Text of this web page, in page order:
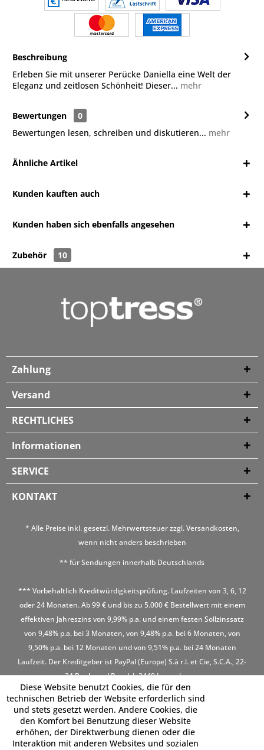
Beschreibung
Erleben Sie mit unserer Perücke Daniella eine Welt der
Eleganz und zeitlosen Schönheit! Dieser... mehr
Bewertungen
0
Bewertungen lesen, schreiben und diskutieren... mehr
Ähnliche Artikel
Kunden kauften auch
Kunden haben sich ebenfalls angesehen
Zubehör 10
Zahlung
Versand
RECHTLICHES
Informationen
SERVICE
KONTAKT
* Alle Preise inkl. gesetzl. Mehrwertsteuer zzgl.Versandkosten,
wenn nicht anders beschrieben
** für Sendungen innerhalb Deutschlands
*** Vorbehaltlich Kreditwürdigkeitsprüfung. Laufzeiten von 3, 6, 12
oder 24 Monaten. Ab 99 € und bis zu 5.000 € Bestellwert mit einem
effektiven Jahreszins von 9,99% p.a. und einem festen Sollzinssatz
von 9,48% p.a. bei 3 Monaten, von 9,48% p.a. bei 6 Monaten, von
9,50% p.a. bei 12 Monaten und von 9,51% p.a. bei 24 Monaten
Laufzeit. Der Kreditgeber ist PayPal (Europe) S.à r.l. et Cie, S.C.A., 22-
24 Boulevard Royal, L-2449 Luxembourg
Diese Website benutzt Cookies, die für den
technischen Betrieb der Website erforderlich sind
und stets gesetzt werden. Andere Cookies, die
den Komfort bei Benutzung dieser Website
erhöhen, der Direktwerbung dienen oder die
Interaktion mit anderen Websites und sozialen